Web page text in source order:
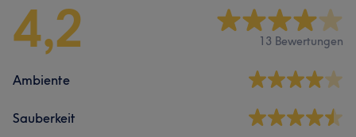
4,2 13 Bewertungen
Ambiente
Sauberkeit